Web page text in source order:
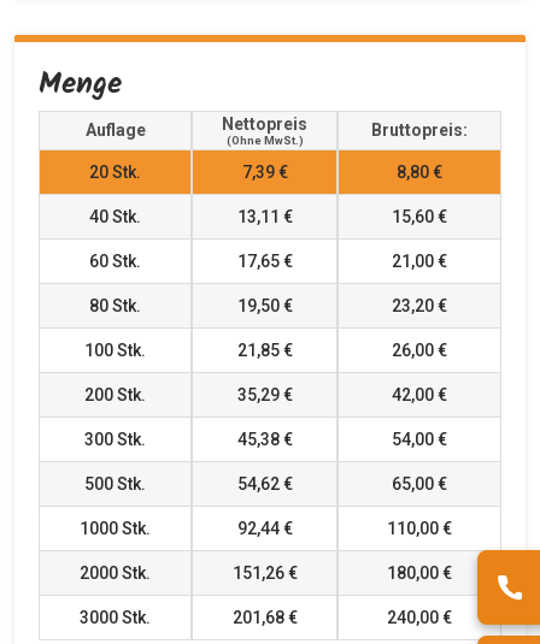
Menge
Auflage Nettopreis
(ohne MwSt.)
Bruttopreis:
20Stk. 7,39 € 8,80 €
40Stk. 13,11 € 15,60 €
60Stk. 17,65 € 21,00 €
80Stk. 19,50 € 23,20 €
100Stk. 21,85 € 26,00 €
200Stk. 35,29 € 42,00 €
300Stk. 45,38 € 54,00 €
500Stk. 54,62 € 65,00 €
1000Stk. 92,44 € 110,00 €
2000Stk. 151,26 € 180,00 €
3000Stk. 201,68 € 240,00 €